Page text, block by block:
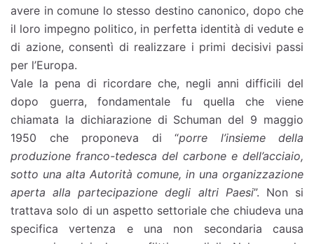
avere in comune lo stesso destino canonico, dopo che
il loro impegno politico, in perfetta identità di vedute e
di azione, consentì di realizzare i primi decisivi passi
per l’Europa.
Vale la pena di ricordare che, negli anni difficili del
dopo guerra, fondamentale fu quella che viene
chiamata la dichiarazione di Schuman del 9 maggio
1950 che proponeva di “porre l’insieme della
produzione franco-tedesca del carbone e dell’acciaio,
sotto una alta Autorità comune, in una organizzazione
aperta alla partecipazione degli altri Paesi”. Non si
trattava solo di un aspetto settoriale che chiudeva una
specifica vertenza e una non secondaria causa